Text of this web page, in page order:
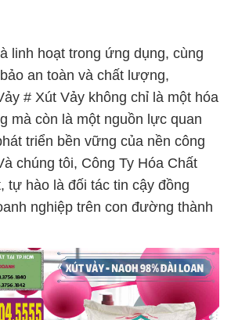
linh hoạt trong ứng dụng, cùng
an toàn và chất lượng,
# Xút Vảy không chỉ là một hóa
mà còn là một nguồn lực quan
triển bền vững của nền công
chúng tôi, Công Ty Hóa Chất
tự hào là đối tác tin cậy đồng
nghiệp trên con đường thành